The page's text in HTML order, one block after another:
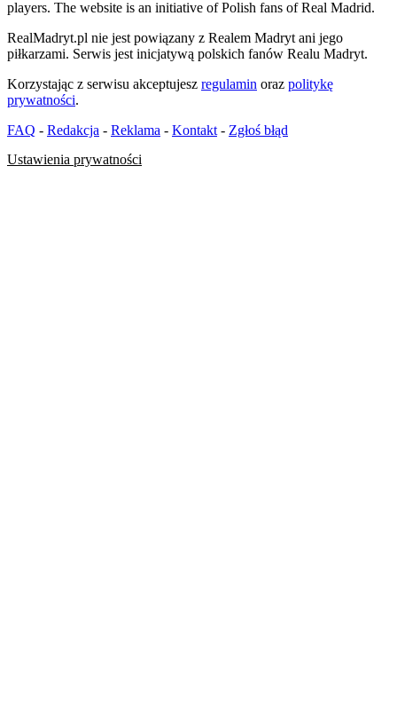
players. The website is an initiative of Polish fans of Real Madrid.
RealMadryt.pl nie jest powiązany z Realem Madryt ani jego
piłkarzami. Serwis jest inicjatywą polskich fanów Realu Madryt.
Korzystając z serwisu akceptujesz regulamin oraz politykę
prywatności.
FAQ - Redakcja - Reklama - Kontakt - Zgłoś błąd
Ustawienia prywatności